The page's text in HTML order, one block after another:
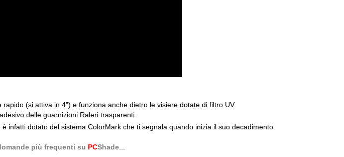
(si attiva in 4") e funziona anche dietro le visiere dotate di filtro UV.
delle guarnizioni Raleri trasparenti.
infatti dotato del sistema ColorMark che ti segnala quando inizia il suo decadimento.
più frequenti su PCShade